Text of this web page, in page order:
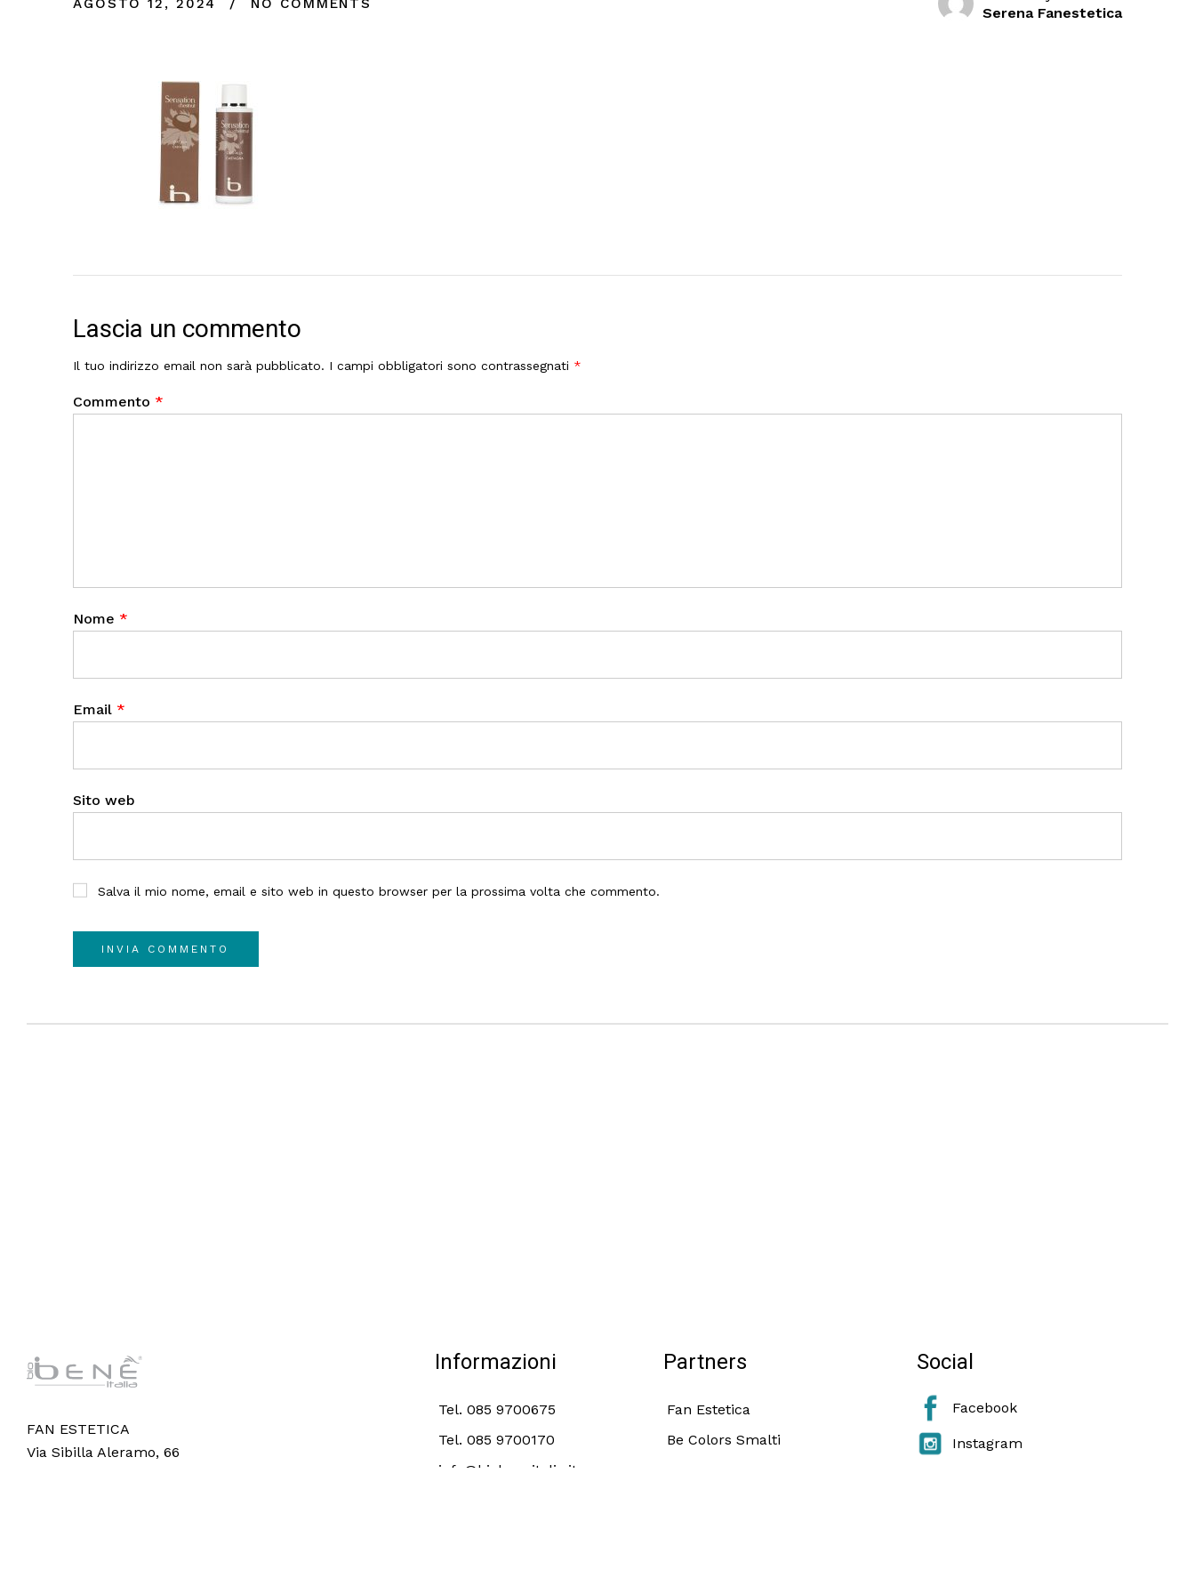
AGOSTO 12, 2024 NO COMMENTS
Serena Fanestetica
Lascia un commento
Il tuo indirizzo email non sarà pubblicato. I campi obbligatori sono contrassegnati *
Commento *
Nome *
Email *
Sito web
Salva il mio nome, email e sito web in questo browser per la prossima volta che commento.
FAN ESTETICA
Via Sibilla Aleramo, 66
Informazioni
Tel. 085 9700675
Tel. 085 9700170
info@biobeneitalia.it
Partners
Fan Estetica
Be Colors Smalti
Social
Facebook
Instagram